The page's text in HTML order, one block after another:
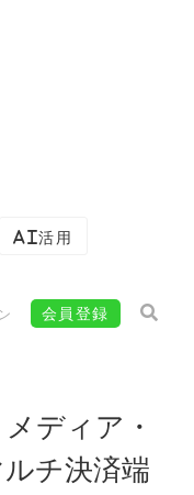
AI活用
会員登録
ディア・
チ決済端